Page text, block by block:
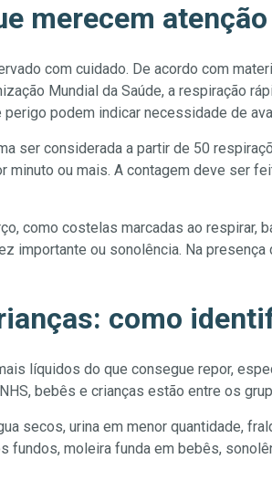
merecem atenção
com cuidado. De acordo com
Mundial da Saúde, a respiração
podem indicar necessidade de
ser considerada a partir de 50
ou mais. A contagem deve ser
como costelas marcadas ao respirar,
importante ou sonolência. Na
como
líquidos do que consegue repor,
bebês e crianças estão entre os
secos, urina em menor quantidade,
fundos, moleira funda em bebês,